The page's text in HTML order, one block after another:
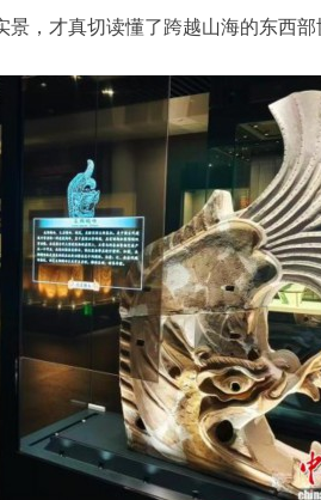
，才真切读懂了跨越山海的东西部